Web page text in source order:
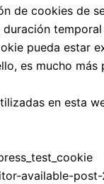
de cookies de
duración
pueda estar
es mucho
en esta
available-